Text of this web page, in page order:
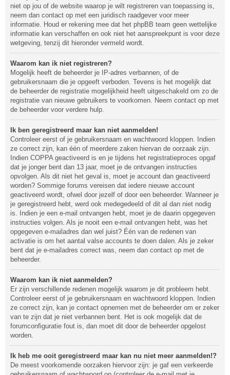
niet op jou of de website waarop je wilt registreren van toepassing is,
neem dan contact op met een juridisch raadgever voor meer
informatie. Houd er rekening mee dat het phpBB team geen wettelijke
informatie kan verschaffen en ook niet het aanspreekpunt is voor deze
wetgeving, tenzij dit hieronder vermeld wordt.
Waarom kan ik niet registreren?
Mogelijk heeft de beheerder je IP-adres verbannen, of de
gebruikersnaam die je opgeeft verboden. Tevens is het mogelijk dat
de beheerder de registratie mogelijkheid heeft uitgeschakeld om zo de
registratie van nieuwe gebruikers te voorkomen. Neem contact op met
de beheerder voor verdere hulp.
Ik ben geregistreerd maar kan niet aanmelden!
Controleer eerst of je gebruikersnaam en wachtwoord kloppen. Indien
ze correct zijn, kan één of meerdere zaken hiervan de oorzaak zijn.
Indien COPPA geactiveerd is en je tijdens het registratieproces opgaf
dat je jonger bent dan 13 jaar, moet je de ontvangen instructies
opvolgen. Als dit niet het geval is, moet je account dan geactiveerd
worden? Sommige forums vereisen dat iedere nieuwe account
geactiveerd wordt, ofwel door jezelf of door een beheerder. Wanneer je
je geregistreerd hebt, werd ook medegedeeld of dit al dan niet nodig
is. Indien je een e-mail ontvangen hebt, moet je de daarin opgegeven
instructies volgen. Als je nooit een e-mail ontvangen hebt, was het
opgegeven e-mailadres dan wel juist? Één van de redenen van
activatie is om het aantal valse accounts te doen dalen. Als je zeker
bent dat je e-mailadres correct was, neem dan contact op met de
beheerder.
Waarom kan ik niet aanmelden?
Er zijn verschillende redenen mogelijk waarom je dit probleem hebt.
Controleer eerst of je gebruikersnaam en wachtwoord kloppen. Indien
ze correct zijn, kan je contact opnemen met de beheerder om er zeker
van te zijn dat je niet verbannen bent. Het is ook mogelijk dat de
forumconfiguratie fout is, dan moet dit door de beheerder opgelost
worden.
Ik heb me ooit geregistreerd maar kan nu niet meer aanmelden!?
De meest voorkomende oorzaken hiervoor zijn: je gaf een verkeerde